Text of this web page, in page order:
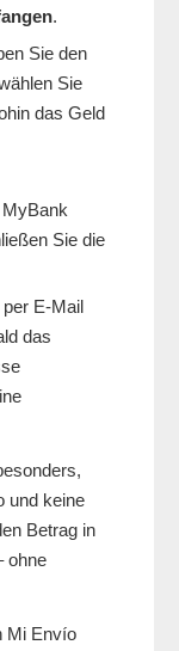
.
Sie den
Sie
das Geld
MyBank
Sie die
E-Mail
das
und keine
Betrag in
ohne
Mi Envío